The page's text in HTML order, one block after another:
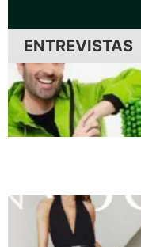
ENTREVISTAS